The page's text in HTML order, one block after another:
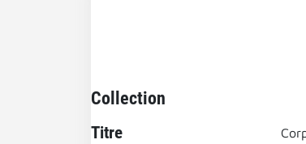
Collection
Titre